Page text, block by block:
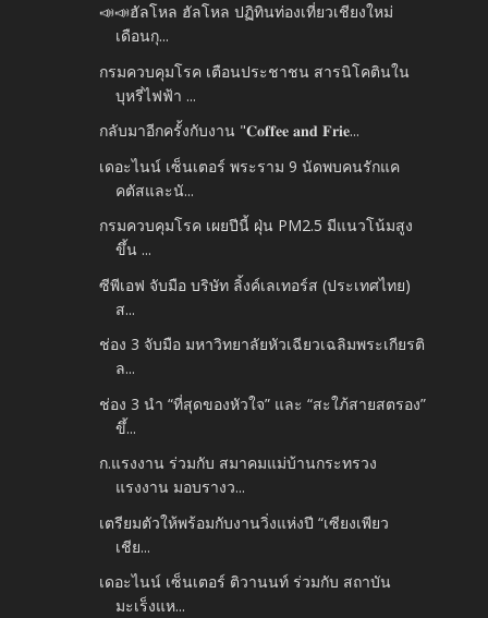
📣📣ฮัลโหล ฮัลโหล ปฏิทินท่องเที่ยวเชียงใหม่
เดือนกุ...
กรมควบคุมโรค เตือนประชาชน สารนิโคตินใน
บุหรี่ไฟฟ้า ...
กลับมาอีกครั้งกับงาน "𝐂𝐨𝐟𝐟𝐞𝐞 𝐚𝐧𝐝 𝐅𝐫𝐢𝐞...
เดอะไนน์ เซ็นเตอร์ พระราม 9 นัดพบคนรักแค
คตัสและนั...
กรมควบคุมโรค เผยปีนี้ ฝุ่น PM2.5 มีแนวโน้มสูง
ขึ้น ...
ซีพีเอฟ จับมือ บริษัท ลิ้งค์เลเทอร์ส (ประเทศไทย)
ส...
ช่อง 3 จับมือ มหาวิทยาลัยหัวเฉียวเฉลิมพระเกียรติ
ล...
ช่อง 3 นำ “ที่สุดของหัวใจ” และ “สะใภ้สายสตรอง”
ขึ้...
ก.แรงงาน ร่วมกับ สมาคมแม่บ้านกระทรวง
แรงงาน มอบรางว...
เตรียมตัวให้พร้อมกับงานวิ่งแห่งปี “เซียงเพียว
เชีย...
เดอะไนน์ เซ็นเตอร์ ติวานนท์ ร่วมกับ สถาบัน
มะเร็งแห...